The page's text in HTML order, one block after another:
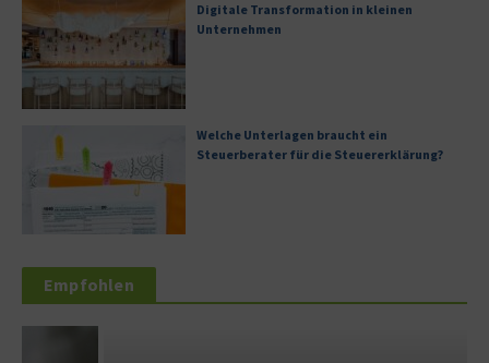
Digitale Transformation in kleinen
Unternehmen
Welche Unterlagen braucht ein
Steuerberater für die Steuererklärung?
Empfohlen